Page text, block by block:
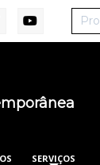
SERVIÇOS